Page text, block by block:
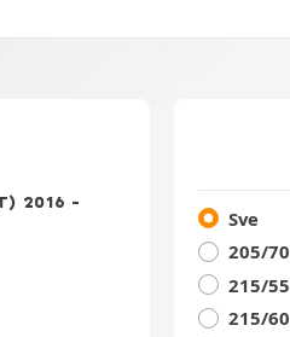
2016 -
Sve
205/
215/
215/